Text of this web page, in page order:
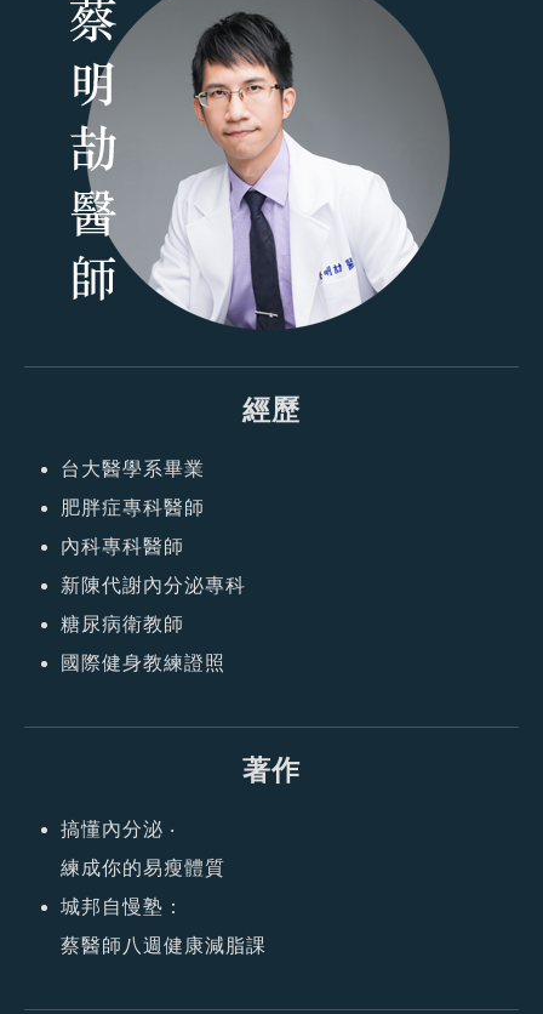
經歷
台大醫學系畢業
肥胖症專科醫師
內科專科醫師
新陳代謝內分泌專科
糖尿病衛教師
國際健身教練證照
著作
搞懂內分泌 ‧
練成你的易瘦體質
城邦自慢塾：
蔡醫師八週健康減脂課